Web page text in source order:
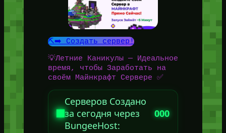
⛏️➡️ Создать сервер!
💡Летние Каникулы — Идеальное
время, чтобы Заработать на
своём Майнкрафт Сервере ✅
Серверов Создано
за сегодня через
BungeeHost:
000